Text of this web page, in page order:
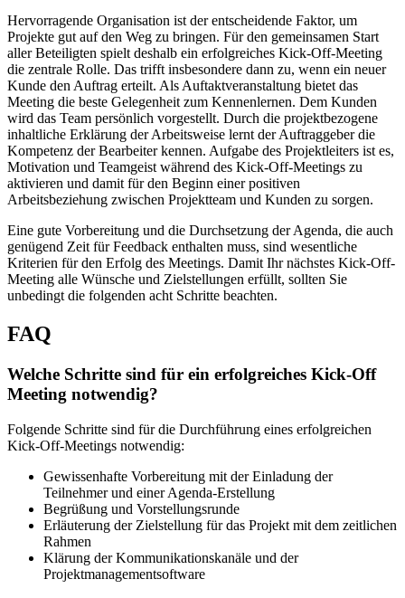
Hervorragende Organisation ist der entscheidende Faktor, um
Projekte gut auf den Weg zu bringen. Für den gemeinsamen Start
aller Beteiligten spielt deshalb ein erfolgreiches Kick-Off-Meeting
die zentrale Rolle. Das trifft insbesondere dann zu, wenn ein neuer
Kunde den Auftrag erteilt. Als Auftaktveranstaltung bietet das
Meeting die beste Gelegenheit zum Kennenlernen. Dem Kunden
wird das Team persönlich vorgestellt. Durch die projektbezogene
inhaltliche Erklärung der Arbeitsweise lernt der Auftraggeber die
Kompetenz der Bearbeiter kennen. Aufgabe des Projektleiters ist es,
Motivation und Teamgeist während des Kick-Off-Meetings zu
aktivieren und damit für den Beginn einer positiven
Arbeitsbeziehung zwischen Projektteam und Kunden zu sorgen.
Eine gute Vorbereitung und die Durchsetzung der Agenda, die auch
genügend Zeit für Feedback enthalten muss, sind wesentliche
Kriterien für den Erfolg des Meetings. Damit Ihr nächstes Kick-Off-
Meeting alle Wünsche und Zielstellungen erfüllt, sollten Sie
unbedingt die folgenden acht Schritte beachten.
FAQ
Welche Schritte sind für ein erfolgreiches Kick-Off
Meeting notwendig?
Folgende Schritte sind für die Durchführung eines erfolgreichen
Kick-Off-Meetings notwendig:
Gewissenhafte Vorbereitung mit der Einladung der
Teilnehmer und einer Agenda-Erstellung
Begrüßung und Vorstellungsrunde
Erläuterung der Zielstellung für das Projekt mit dem zeitlichen
Rahmen
Klärung der Kommunikationskanäle und der
Projektmanagementsoftware